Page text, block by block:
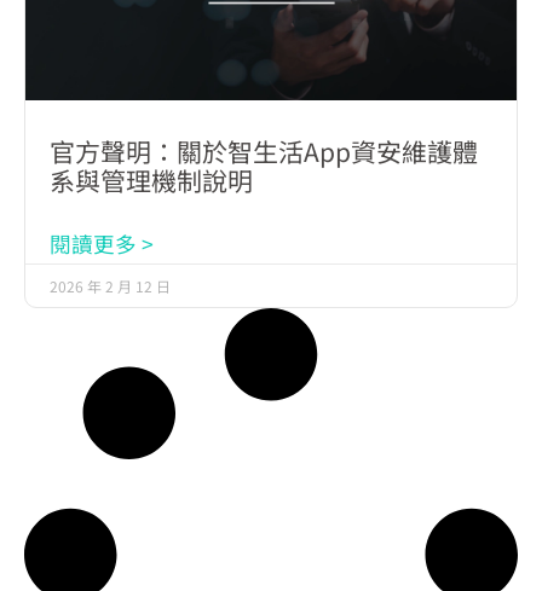
官方聲明：關於智生活App資安維護體
系與管理機制說明
閱讀更多 >
2026 年 2 月 12 日